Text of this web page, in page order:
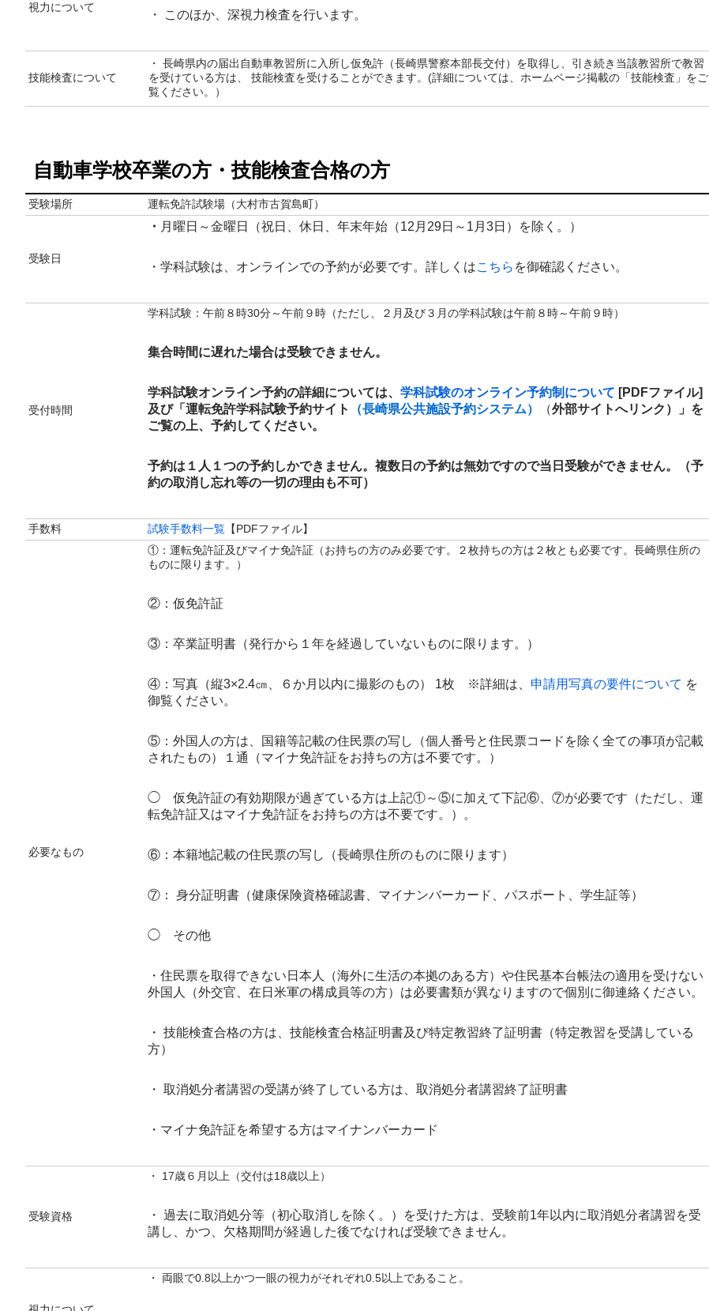
視力について
・ このほか、深視力検査を行います。
技能検査について
・ 長崎県内の届出自動車教習所に入所し仮免許（長崎県警察本部長交付）を取得し、引き続き当該教習所で教習
を受けている方は、 技能検査を受けることができます。(詳細については、ホームページ掲載の「技能検査」をご
覧ください。）
自動車学校卒業の方・技能検査合格の方
受験場所 運転免許試験場（大村市古賀島町）
受験日
・ 月曜日～金曜日（祝日、休日、年末年始（12月29日～1月3日）を除く。）
・学科試験は、オンラインでの予約が必要です。詳しくはこちら を御確認ください。
受付時間
学科試験：午前８時30分～午前９時（ただし、２月及び３月の学科試験は午前８時～午前９時）
集合時間に遅れた場合は受験できません。
学科試験オンライン予約の詳細については、 学科試験のオンライン予約制について [PDFファイル]
及び「運転免許学科試験予約サイト
（長崎県公共施設予約システム） （外部サイトへリンク）」を
ご覧の上、予約してください。
予約は１人１つの予約しかできません。複数日の予約は無効ですので当日受験ができません。（予
約の取消し忘れ等の一切の理由も不可）
手数料 試験手数料一覧 【PDFファイル】
必要なもの
①：運転免許証及びマイナ免許証（お持ちの方のみ必要です。２枚持ちの方は２枚とも必要です。長崎県住所の
ものに限ります。）
②：仮免許証
③：卒業証明書（発行から１年を経過していないものに限ります。）
④：写真（縦3×2.4㎝、 ６か月以内に撮影のもの） 1枚 ※詳細は、 申請用写真の要件について を
御覧ください。
⑤：外国人の方は、国籍等記載の住民票の写し（個人番号と住民票コードを除く全ての事項が記載
されたもの）１通（マイナ免許証をお持ちの方は不要です。）
◯ 仮免許証の有効期限が過ぎている方は上記①～⑤に加えて下記⑥、⑦が必要です（ただし、運
転免許証又はマイナ免許証をお持ちの方は不要です。）。
⑥：本籍地記載の住民票の写し（長崎県住所のものに限ります）
⑦： 身分証明書（健康保険資格確認書、マイナンバーカード、パスポート、学生証等）
◯ その他
・住民票を取得できない日本人（海外に生活の本拠のある方）や住民基本台帳法の適用を受けない
外国人（外交官、在日米軍の構成員等の方）は必要書類が異なりますので個別に御連絡ください。
・ 技能検査合格の方は、技能検査合格証明書及び特定教習終了証明書（特定教習を受講している
方）
・ 取消処分者講習の受講が終了している方は、取消処分者講習終了証明書
・マイナ免許証を希望する方はマイナンバーカード
受験資格
・ 17歳６月以上（交付は18歳以上）
・ 過去に取消処分等（初心取消しを除く。）を受けた方は、受験前1年以内に取消処分者講習を受
講し、かつ、欠格期間が経過した後でなければ受験できません。
・ 両眼で0.8以上かつ一眼の視力がそれぞれ0.5以上であること。